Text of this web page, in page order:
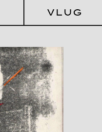
& Générationnel
Littéraires &
Questions